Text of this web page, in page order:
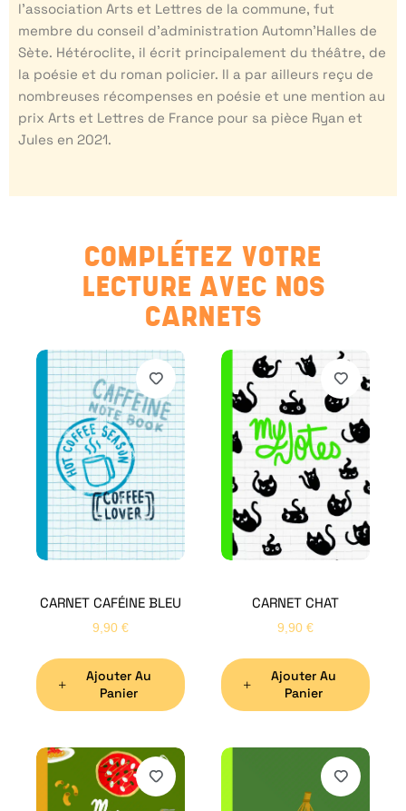
l’association Arts et Lettres de la commune, fut
membre du conseil d’administration Automn’Halles de
Sète. Hétéroclite, il écrit principalement du théâtre, de
la poésie et du roman policier. Il a par ailleurs reçu de
nombreuses récompenses en poésie et une mention au
prix Arts et Lettres de France pour sa pièce Ryan et
Jules en 2021.
COMPLÉTEZ VOTRE
LECTURE AVEC NOS
CARNETS
CARNET CAFÉINE BLEU
9,90 €
Ajouter Au
Panier
CARNET CHAT
9,90 €
Ajouter Au
Panier